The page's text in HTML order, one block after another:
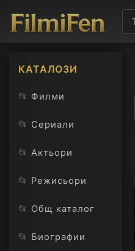
КАТАЛОЗИ
📂 Филми
📂 Сериали
📂 Актьори
📂 Режисьори
📂 Общ каталог
📂 Биографии